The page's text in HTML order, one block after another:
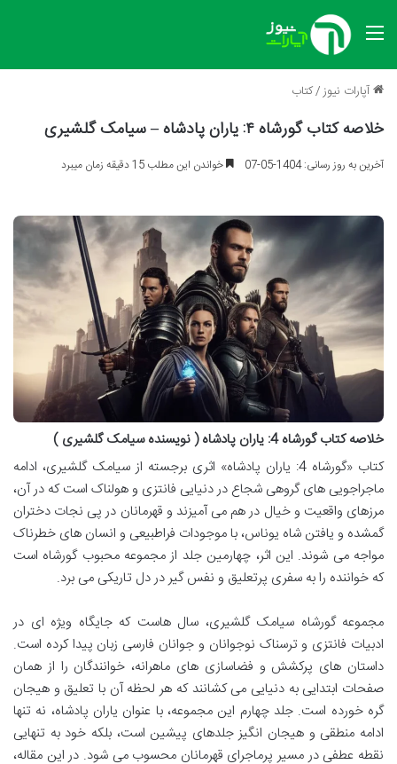
منو
آپارات نیوز/کتاب
خلاصه کتاب گورشاه ۴: یاران پادشاه – سیامک گلشیری
آخرین به روز رسانی: 1404-05-07 خواندن این مطلب 15 دقیقه زمان میبرد
خلاصه کتاب گورشاه 4: یاران پادشاه ( نویسنده سیامک گلشیری )
کتاب «گورشاه 4: یاران پادشاه» اثری برجسته از سیامک گلشیری، ادامه
ماجراجویی های گروهی شجاع در دنیایی فانتزی و هولناک است که در آن،
مرزهای واقعیت و خیال در هم می آمیزند و قهرمانان در پی نجات دختران
گمشده و یافتن شاه یوناس، با موجودات فراطبیعی و انسان های خطرناک
مواجه می شوند. این اثر، چهارمین جلد از مجموعه محبوب گورشاه است
که خواننده را به سفری پرتعلیق و نفس گیر در دل تاریکی می برد.
مجموعه گورشاه سیامک گلشیری، سال هاست که جایگاه ویژه ای در
ادبیات فانتزی و ترسناک نوجوانان و جوانان فارسی زبان پیدا کرده است.
داستان های پرکشش و فضاسازی های ماهرانه، خوانندگان را از همان
صفحات ابتدایی به دنیایی می کشانند که هر لحظه آن با تعلیق و هیجان
گره خورده است. جلد چهارم این مجموعه، با عنوان یاران پادشاه، نه تنها
ادامه منطقی و هیجان انگیز جلدهای پیشین است، بلکه خود به تنهایی
نقطه عطفی در مسیر پرماجرای قهرمانان محسوب می شود. در این مقاله،